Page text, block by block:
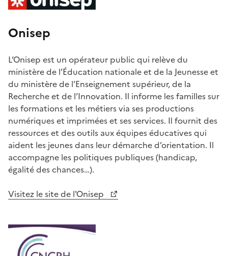
Onisep
L’Onisep est un opérateur public qui relève du
ministère de l’Éducation nationale et de la Jeunesse et
du ministère de l’Enseignement supérieur, de la
Recherche et de l’Innovation. Il informe les familles sur
les formations et les métiers via ses productions
numériques et imprimées et ses services. Il fournit des
ressources et des outils aux équipes éducatives qui
aident les jeunes dans leur démarche d’orientation. Il
accompagne les politiques publiques (handicap,
égalité des chances…).
Visitez le site de l'Onisep